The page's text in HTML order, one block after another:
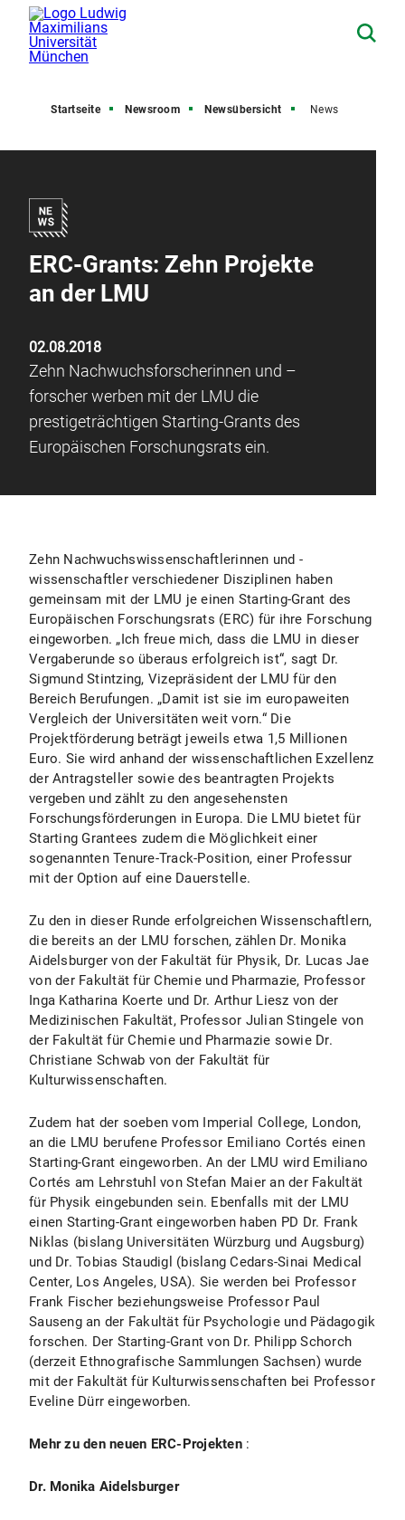
Startseite Newsroom Newsübersicht News
ERC-Grants: Zehn Projekte
an der LMU
02.08.2018
Zehn Nachwuchsforscherinnen und –
forscher werben mit der LMU die
prestigeträchtigen Starting-Grants des
Europäischen Forschungsrats ein.
Zehn Nachwuchswissenschaftlerinnen und -
wissenschaftler verschiedener Disziplinen haben
gemeinsam mit der LMU je einen Starting-Grant des
Europäischen Forschungsrats (ERC) für ihre Forschung
eingeworben. „Ich freue mich, dass die LMU in dieser
Vergaberunde so überaus erfolgreich ist“, sagt Dr.
Sigmund Stintzing, Vizepräsident der LMU für den
Bereich Berufungen. „Damit ist sie im europaweiten
Vergleich der Universitäten weit vorn.“ Die
Projektförderung beträgt jeweils etwa 1,5 Millionen
Euro. Sie wird anhand der wissenschaftlichen Exzellenz
der Antragsteller sowie des beantragten Projekts
vergeben und zählt zu den angesehensten
Forschungsförderungen in Europa. Die LMU bietet für
Starting Grantees zudem die Möglichkeit einer
sogenannten Tenure-Track-Position, einer Professur
mit der Option auf eine Dauerstelle.
Zu den in dieser Runde erfolgreichen Wissenschaftlern,
die bereits an der LMU forschen, zählen Dr. Monika
Aidelsburger von der Fakultät für Physik, Dr. Lucas Jae
von der Fakultät für Chemie und Pharmazie, Professor
Inga Katharina Koerte und Dr. Arthur Liesz von der
Medizinischen Fakultät, Professor Julian Stingele von
der Fakultät für Chemie und Pharmazie sowie Dr.
Christiane Schwab von der Fakultät für
Kulturwissenschaften.
Zudem hat der soeben vom Imperial College, London,
an die LMU berufene Professor Emiliano Cortés einen
Starting-Grant eingeworben. An der LMU wird Emiliano
Cortés am Lehrstuhl von Stefan Maier an der Fakultät
für Physik eingebunden sein. Ebenfalls mit der LMU
einen Starting-Grant eingeworben haben PD Dr. Frank
Niklas (bislang Universitäten Würzburg und Augsburg)
und Dr. Tobias Staudigl (bislang Cedars-Sinai Medical
Center, Los Angeles, USA). Sie werden bei Professor
Frank Fischer beziehungsweise Professor Paul
Sauseng an der Fakultät für Psychologie und Pädagogik
forschen. Der Starting-Grant von Dr. Philipp Schorch
(derzeit Ethnografische Sammlungen Sachsen) wurde
mit der Fakultät für Kulturwissenschaften bei Professor
Eveline Dürr eingeworben.
Mehr zu den neuen ERC-Projekten:
Dr. Monika Aidelsburger